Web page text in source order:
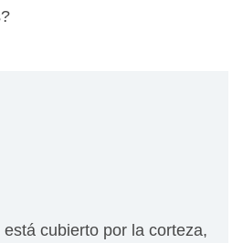
cubierto por la corteza,